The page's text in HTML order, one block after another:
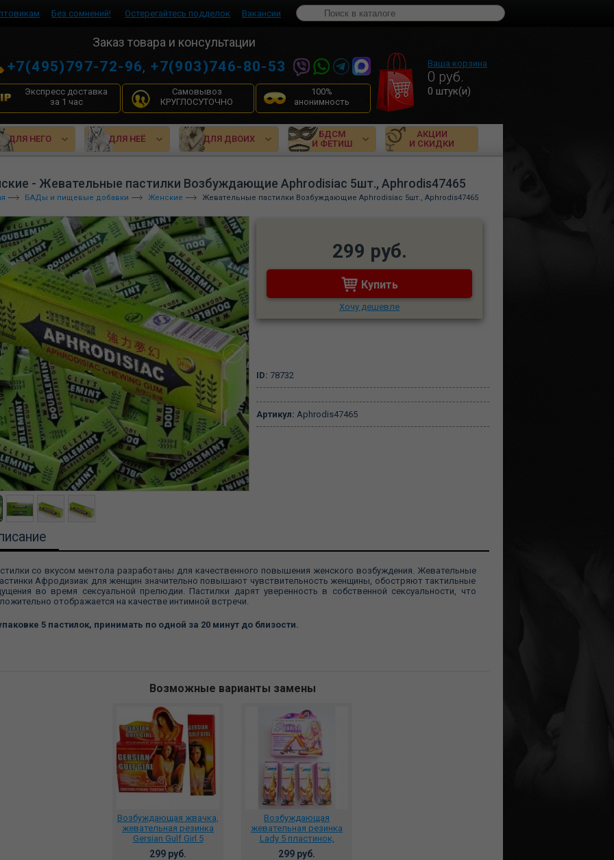
Без сомнений! Остерегайтесь подделок Вакансии
Заказ товара и консультации
+7(495)797-72-96,+7(903)746-80-53
Экспресс доставка
за 1 час
Самовывоз
КРУГЛОСУТОЧНО
100%
анонимность
Ваша корзина
0 руб.
0 штук(и)
ДЛЯ НЕГО ДЛЯ НЕЁ ДЛЯ ДВОИХ
БДСМ
И ФЕТИШ
АКЦИИ
И СКИДКИ
- Жевательные пастилки Возбуждающие Aphrodisiac 5шт., Aphrodis47465
БАДы и пищевые добавки Женские Жевательные пастилки Возбуждающие Aphrodisiac 5шт., Aphrodis47465
299 руб.
Купить
Хочу дешевле
ID: 78732
Артикул: Aphrodis47465
со вкусом ментола разработаны для качественного повышения женского возбуждения. Жевательные
Афродизиак для женщин значительно повышают чувствительность женщины, обостряют тактильные
во время сексуальной прелюдии. Пастилки дарят уверенность в собственной сексуальности, что
отображается на качестве интимной встречи.
5 пастилок, принимать по одной за 20 минут до близости.
Возможные варианты замены
Возбуждающая жвачка,
жевательная резинка
Gersian Gulf Girl 5
пластинок, 23625680
299 руб.
Возбуждающая
жевательная резинка
Lady 5 пластинок,
Ladyspanish
299 руб.